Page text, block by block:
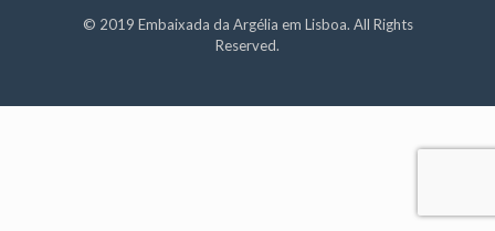
© 2019 Embaixada da Argélia em Lisboa. All Rights
Reserved.